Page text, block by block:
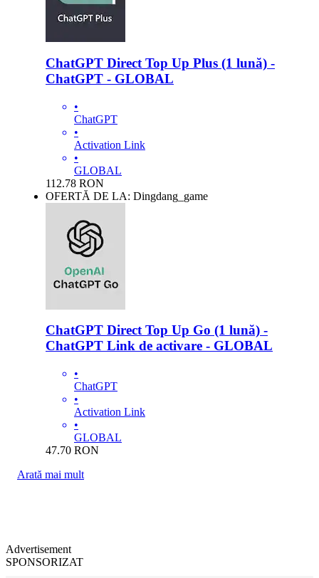
ChatGPT Direct Top Up Plus (1 lună) -
ChatGPT - GLOBAL
•
ChatGPT
•
Activation Link
•
GLOBAL
112.78 RON
OFERTĂ DE LA: Dingdang_game
ChatGPT Direct Top Up Go (1 lună) -
ChatGPT Link de activare - GLOBAL
•
ChatGPT
•
Activation Link
•
GLOBAL
47.70 RON
Arată mai mult
Advertisement
SPONSORIZAT